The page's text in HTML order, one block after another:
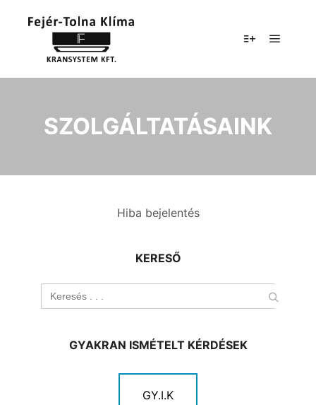
SZOLGÁLTATÁSAINK
Hiba bejelentés
KERESŐ
Search
for:
GYAKRAN ISMÉTELT KÉRDÉSEK
GY.I.K